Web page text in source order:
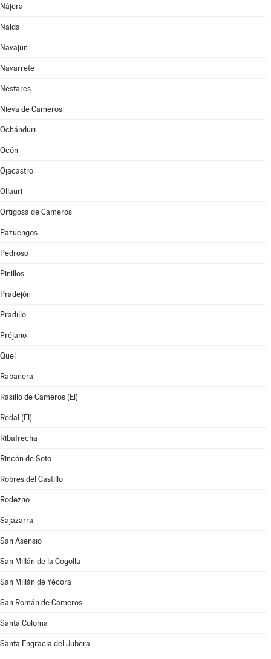
Nájera
Nalda
Navajún
Navarrete
Nestares
Nieva de Cameros
Ochánduri
Ocón
Ojacastro
Ollauri
Ortigosa de Cameros
Pazuengos
Pedroso
Pinillos
Pradejón
Pradillo
Préjano
Quel
Rabanera
Rasillo de Cameros (El)
Redal (El)
Ribafrecha
Rincón de Soto
Robres del Castillo
Rodezno
Sajazarra
San Asensio
San Millán de la Cogolla
San Millán de Yécora
San Román de Cameros
Santa Coloma
Santa Engracia del Jubera